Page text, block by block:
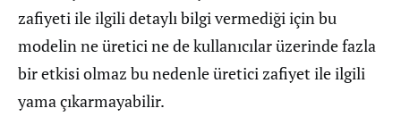
zafiyeti ile ilgili detaylı bilgi vermediği için bu
modelin ne üretici ne de kullanıcılar üzerinde fazla
bir etkisi olmaz bu nedenle üretici zafiyet ile ilgili
yama çıkarmayabilir.